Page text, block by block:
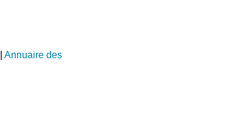
Annuaire des